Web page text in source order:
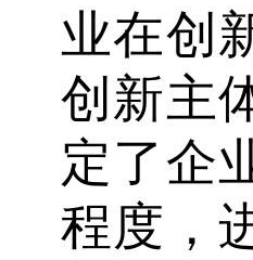
业在创
创新主
定了企
程度，